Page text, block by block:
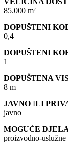
VELIČINA
85.000 m²
DOPUŠTENI
0,4
DOPUŠTENI
1
DOPUŠTENA
8 m
JAVNO ILI
javno
MOGUĆE
proizvodno-uslužne